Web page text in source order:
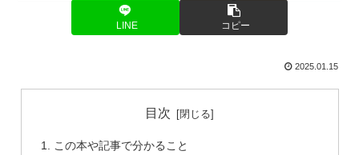
LINE コピー
2025.01.15
目次
この本や記事で分かること